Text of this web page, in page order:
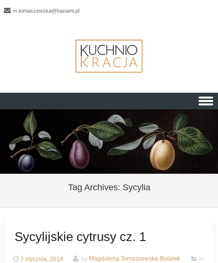
m.tomaszewska@hanami.pl
Skip to content
Tag Archives: Sycylia
Sycylijskie cytrusy cz. 1
7 stycznia, 2014 by Magdalena Tomaszewska-Bolałek
In